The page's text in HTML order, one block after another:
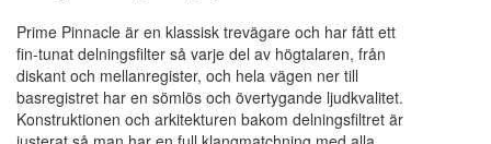
Prime Pinnacle är en klassisk trevägare och har fått ett
fin-tunat delningsfilter så varje del av högtalaren, från
diskant och mellanregister, och hela vägen ner till
basregistret har en sömlös och övertygande ljudkvalitet.
Konstruktionen och arkitekturen bakom delningsfiltret är